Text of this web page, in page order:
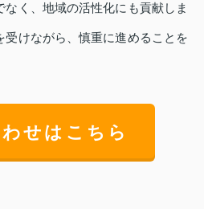
く、地域の活性化にも貢献しま
けながら、慎重に進めることを
せはこちら